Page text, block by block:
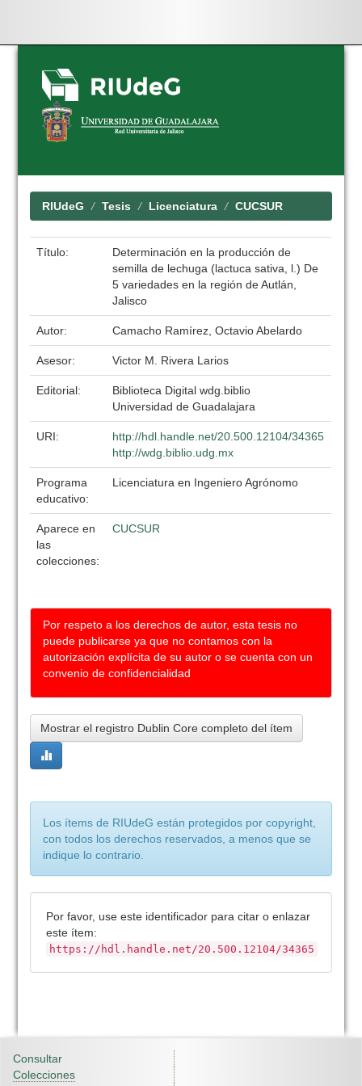
Skip
navigation
RIUdeG Tesis Licenciatura CUCSUR
Título:
Determinación en la producción de
semilla de lechuga (lactuca sativa, l.) De
5 variedades en la región de Autlán,
Jalisco
Autor: Camacho Ramírez, Octavio Abelardo
Asesor: Victor M. Rivera Larios
Editorial:
Biblioteca Digital wdg.biblio
Universidad de Guadalajara
URI:
http://hdl.handle.net/20.500.12104/34365
http://wdg.biblio.udg.mx
Programa
educativo:
Licenciatura en Ingeniero Agrónomo
Aparece en
las
colecciones:
CUCSUR
Por respeto a los derechos de autor, esta tesis no
puede publicarse ya que no contamos con la
autorización explícita de su autor o se cuenta con un
convenio de confidencialidad
Mostrar el registro Dublin Core completo del ítem
Los ítems de RIUdeG están protegidos por copyright,
con todos los derechos reservados, a menos que se
indique lo contrario.
Por favor, use este identificador para citar o enlazar
este ítem:
https://hdl.handle.net/20.500.12104/34365
Consultar
Colecciones